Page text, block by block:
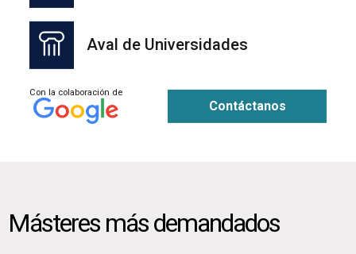
Aval de Universidades
Con la colaboración de
Contáctanos
Másteres más demandados